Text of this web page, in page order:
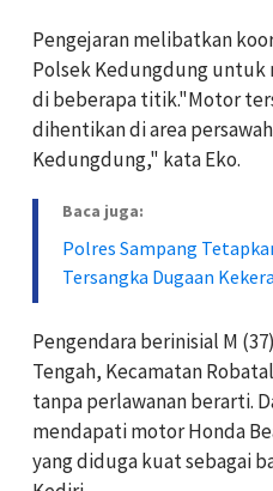
Pengejaran melibatkan
Polsek Kedungdung untuk
di beberapa titik."Motor
dihentikan di area
Kedungdung," kata Eko.
Baca juga:
Polres Sampang
Tersangka Dugaan
Pengendara berinisial M
Tengah, Kecamatan
tanpa perlawanan berarti.
mendapati motor Honda
yang diduga kuat sebagai